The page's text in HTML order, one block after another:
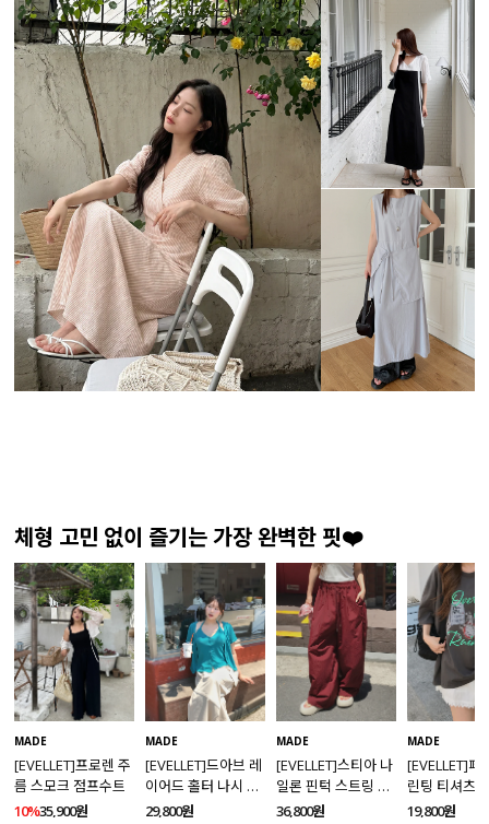
체형 고민 없이 즐기는 가장 완벽한 핏❤️
MADE
[EVELLET]프로렌 주
름 스모크 점프수트
10%35,900원
MADE
[EVELLET]드아브 레
이어드 홀터 나시 가
디건 티셔츠
29,800원
MADE
[EVELLET]스티아 나
일론 핀턱 스트링 커
브드 밴딩팬츠
36,800원
MADE
[EVELLET]페
린팅 티셔츠
19,800원